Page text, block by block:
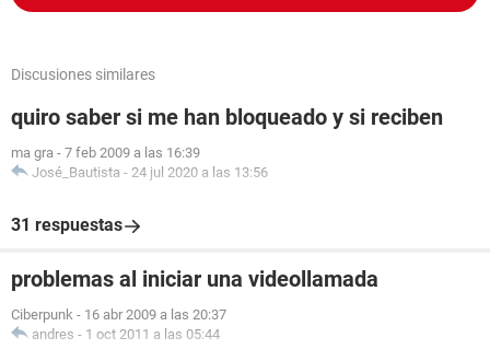
Discusiones similares
quiro saber si me han bloqueado y si reciben
ma gra - 7 feb 2009 a las 16:39
José_Bautista - 24 jul 2020 a las 13:56
31 respuestas
problemas al iniciar una videollamada
Ciberpunk - 16 abr 2009 a las 20:37
andres - 1 oct 2011 a las 05:44